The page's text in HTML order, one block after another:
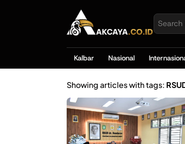
Kalbar Nasional
Showing articles with tags: